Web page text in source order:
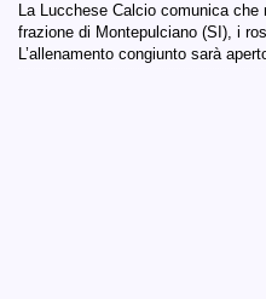
La Lucchese Calcio comunica
frazione di Montepulciano (SI), i
L’allenamento congiunto sarà